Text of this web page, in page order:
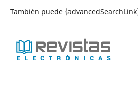
También puede